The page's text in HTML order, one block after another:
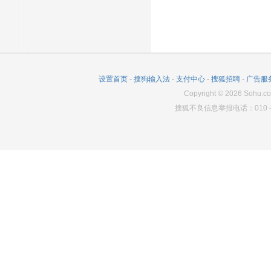
设置首页 - 搜狗输入法 - 支付中心 - 搜狐招聘 - 广告服
Copyright© 2026
搜狐不良信息举报电话：010